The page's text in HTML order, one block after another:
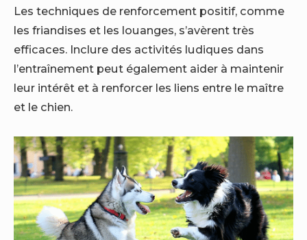
Les techniques de renforcement positif, comme
les friandises et les louanges, s’avèrent très
efficaces. Inclure des activités ludiques dans
l’entraînement peut également aider à maintenir
leur intérêt et à renforcer les liens entre le maître
et le chien.